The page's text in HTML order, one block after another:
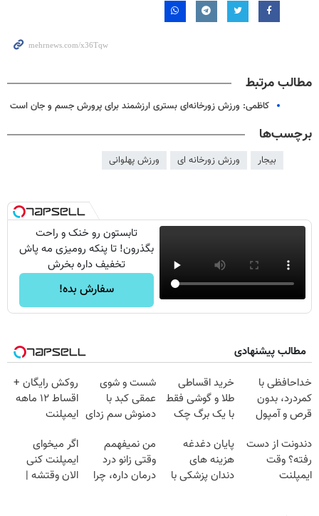
مطالب مرتبط
کاظمی: ورزش زورخانه‌ای بستری ارزشمند برای پرورش جسم و جان است
برچسب‌ها
بیجار ورزش زورخانه ای ورزش پهلوانی
تابستون رو خنک و راحت
بگذرون! تا پنکه رومیزی مه پاش
تخفیف داره بخرش
سفارش بده!
مطالب پیشنهادی
خداحافظی با
کمردرد، بدون
قرص و آمپول
خرید اقساطی
طلا و گوشی فقط
با یک برگ چک
شست و شوی
عمقی کبد با
دمنوش سم زدای
روکش رایگان +
اقساط ۱۲ ماهه
ایمپلنت
دندونت از دست
رفته؟ وقت
ایمپلنت
پایان دغدغه
هزینه های
دندان پزشکی با
من نمیفهمم
وقتی زانو درد
درمان داره، چرا
اگر میخوای
ایمپلنت کنی
الان وقتشه |